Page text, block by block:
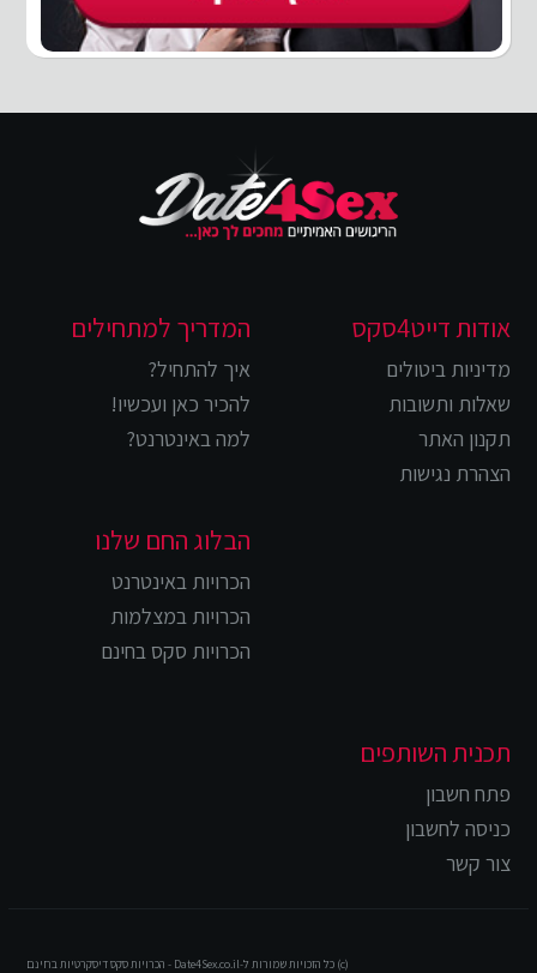
אודות דייט4סקס
מדיניות ביטולים
שאלות ותשובות
תקנון האתר
הצהרת נגישות
המדריך למתחילים
איך להתחיל?
להכיר כאן ועכשיו!
למה באינטרנט?
הבלוג החם שלנו
הכרויות באינטרנט
הכרויות במצלמות
הכרויות סקס בחינם
תכנית השותפים
פתח חשבון
כניסה לחשבון
צור קשר
(c) כל הזכויות שמורות ל-Date4Sex.co.il - הכרויות סקס דיסקרטיות בחינם